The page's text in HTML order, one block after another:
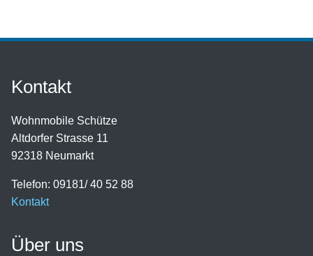
Kontakt
Wohnmobile Schütze
Altdorfer Strasse 11
92318 Neumarkt
Telefon: 09181/ 40 52 88
Kontakt
Über uns